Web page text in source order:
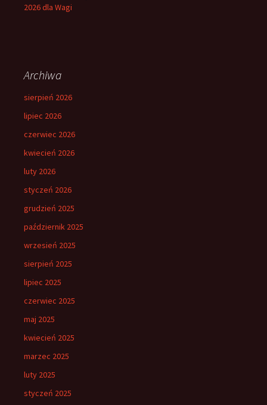
2026 dla Wagi
Archiwa
sierpień 2026
lipiec 2026
czerwiec 2026
kwiecień 2026
luty 2026
styczeń 2026
grudzień 2025
październik 2025
wrzesień 2025
sierpień 2025
lipiec 2025
czerwiec 2025
maj 2025
kwiecień 2025
marzec 2025
luty 2025
styczeń 2025